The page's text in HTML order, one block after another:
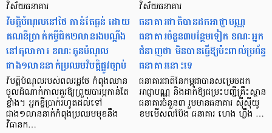
វិស័យធនាគារ
វិបត្តិបំណុល​នៅថៃ កាន់តែធ្ងន់ ដោយ
គណនីប្រាក់កម្ចីជិត២លានរងបណ្តឹង
នៅតុលាការ ខណៈកូនបំណុល
ជាង១លាននាក់ប្រឈមវិបត្តិផ្លូវច្បាប់
វិបត្តិបំណុលរបស់ពលរដ្ឋថៃ កំពុងឈាន
ចូលដំណាក់កាលគួរឱ្យព្រួយបារម្ភកាន់តែ
ខ្លាំង។ អ្នកខ្ចីប្រាក់​រហូតដល់​ទៅ
ជាង១លាននាក់កំពុងប្រឈមមុខនឹង
វិធានក…
វិស័យធនាគារ
ធនាគារជាតិបានដកអាជ្ញាបណ្ណ
ធនាគារចំនួន៣បន្ថែមទៀត ខណៈអ្នក
ជំនាញថា មិនបានធ្វើឱ្យប៉ះពាល់ប្រព័ន្ធ
ធនាគារនោះទេ
ធនាគារជាតិនៃកម្ពុជាបានសម្រេចដក
អាជ្ញាបណ្ណ និងដាក់ឱ្យជម្រះបញ្ជីគ្រឹះស្ថាន
ធនាគារចំនួន៣ រួមមានធនាគារ ស៊ីស៊ីយូ
ខមមើសលប៊ែង ធនាគារ ហេង ហ្វឹង …